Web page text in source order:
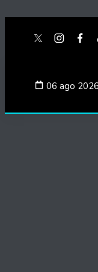
twitter
06 ago 2026